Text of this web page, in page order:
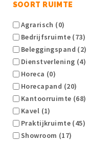
SOORT RUIMTE
Agrarisch (0)
Bedrijfsruimte (73)
Beleggingspand (2)
Dienstverlening (4)
Horeca (0)
Horecapand (20)
Kantoorruimte (68)
Kavel (1)
Praktijkruimte (45)
Showroom (17)